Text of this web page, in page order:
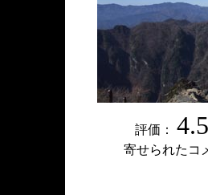
評価： 4.5
寄せられたコ